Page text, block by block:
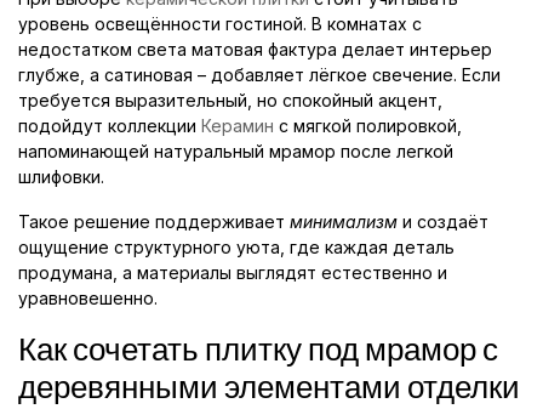
уровень освещённости гостиной. В комнатах с
недостатком света матовая фактура делает интерьер
глубже, а сатиновая – добавляет лёгкое свечение. Если
требуется выразительный, но спокойный акцент,
подойдут коллекции Керамин с мягкой полировкой,
напоминающей натуральный мрамор после легкой
шлифовки.
Такое решение поддерживает минимализм и создаёт
ощущение структурного уюта, где каждая деталь
продумана, а материалы выглядят естественно и
уравновешенно.
Как сочетать плитку под мрамор с
деревянными элементами отделки